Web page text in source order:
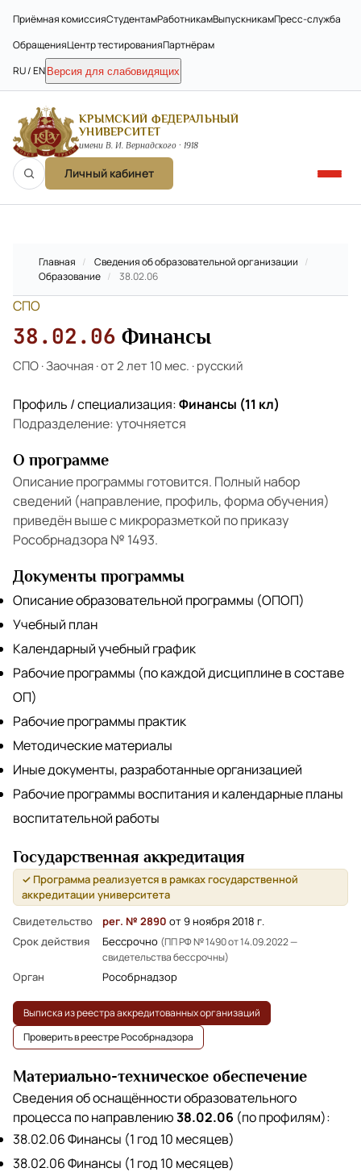
Приёмная комиссияСтудентамРаботникамВыпускникамПресс-служба
ОбращенияЦентр тестированияПартнёрам
RU / EN Версия для слабовидящих
КРЫМСКИЙ ФЕДЕРАЛЬНЫЙ
УНИВЕРСИТЕТ
имени В. И. Вернадского · 1918
Личный кабинет
Главная / Сведения об образовательной организации /
Образование / 38.02.06
СПО
38.02.06 Финансы
СПО·Заочная·от 2 лет 10 мес. ·русский
Профиль / специализация:Финансы (11 кл)
Подразделение: уточняется
О программе
Описание программы готовится. Полный набор
сведений (направление, профиль, форма обучения)
приведён выше с микроразметкой по приказу
Рособрнадзора № 1493.
Документы программы
Описание образовательной программы (ОПОП)
Учебный план
Календарный учебный график
Рабочие программы (по каждой дисциплине в составе
ОП)
Рабочие программы практик
Методические материалы
Иные документы, разработанные организацией
Рабочие программы воспитания и календарные планы
воспитательной работы
Государственная аккредитация
✓ Программа реализуется в рамках государственной
аккредитации университета
Свидетельство
рег. № 2890 от 9 ноября 2018 г.
Срок действия
Бессрочно (ПП РФ № 1490 от 14.09.2022 —
свидетельства бессрочны)
Орган Рособрнадзор
Выписка из реестра аккредитованных организаций
Проверить в реестре Рособрнадзора
Материально-техническое обеспечение
Сведения об оснащённости образовательного
процесса по направлению38.02.06 (по профилям):
38.02.06 Финансы (1 год 10 месяцев)
38.02.06 Финансы (1 год 10 месяцев)